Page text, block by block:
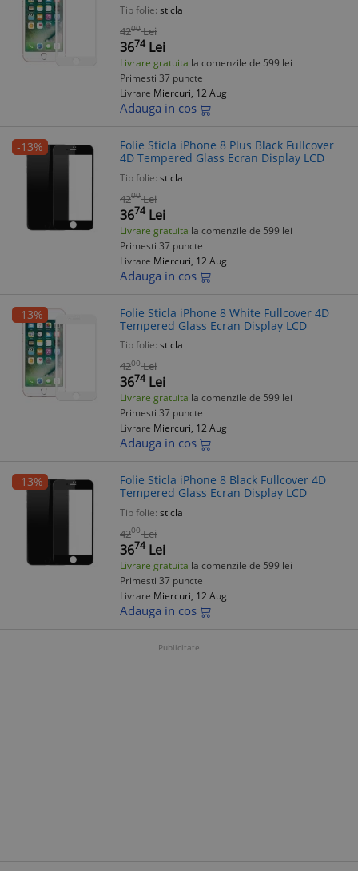
Tip folie: sticla
4200 Lei
3674 Lei
Livrare gratuita la comenzile de 599 lei
Primesti 37 puncte
Livrare Miercuri, 12 Aug
Adauga in cos
-13%
Folie Sticla iPhone 8 Plus Black Fullcover
4D Tempered Glass Ecran Display LCD
Tip folie: sticla
4200 Lei
3674 Lei
Livrare gratuita la comenzile de 599 lei
Primesti 37 puncte
Livrare Miercuri, 12 Aug
Adauga in cos
-13%
Folie Sticla iPhone 8 White Fullcover 4D
Tempered Glass Ecran Display LCD
Tip folie: sticla
4200 Lei
3674 Lei
Livrare gratuita la comenzile de 599 lei
Primesti 37 puncte
Livrare Miercuri, 12 Aug
Adauga in cos
-13%
Folie Sticla iPhone 8 Black Fullcover 4D
Tempered Glass Ecran Display LCD
Tip folie: sticla
4200 Lei
3674 Lei
Livrare gratuita la comenzile de 599 lei
Primesti 37 puncte
Livrare Miercuri, 12 Aug
Adauga in cos
Publicitate